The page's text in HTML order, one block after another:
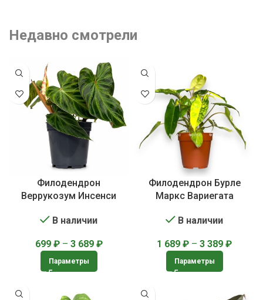
Недавно смотрели
Филодендрон
Веррукозум Инсенси
В наличии
699 ₽ – 3 689 ₽
Параметры
Филодендрон Бурле
Маркс Вариегата
В наличии
1 689 ₽ – 3 389 ₽
Параметры